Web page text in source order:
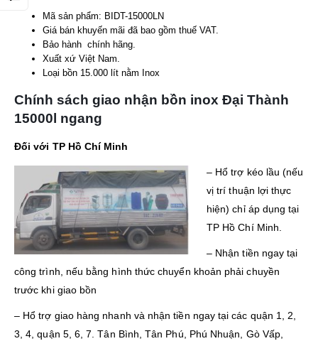
Mã sản phẩm: BIDT-15000LN
Giá bán khuyến mãi đã bao gồm thuế VAT.
Bảo hành chính hãng.
Xuất xứ Việt Nam.
Loại bồn 15.000 lít nằm Inox
Chính sách giao nhận bồn inox Đại Thành
15000l ngang
Đối với TP Hồ Chí Minh
– Hổ trợ kéo lầu (nếu
vị trí thuận lợi thực
hiện) chỉ áp dụng tại
TP Hồ Chí Minh.
– Nhận tiền ngay tại
công trình, nếu bằng hình thức chuyển khoản phải chuyền
trước khi giao bồn
– Hổ trợ giao hàng nhanh và nhận tiền ngay tại các quận 1, 2,
3, 4, quận 5, 6, 7. Tân Bình, Tân Phú, Phú Nhuận, Gò Vấp,